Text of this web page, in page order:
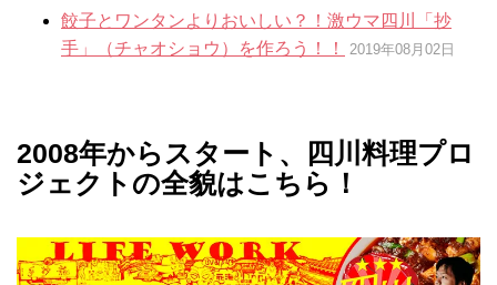
餃子とワンタンよりおいしい？！激ウマ四川「抄
手」（チャオショウ）を作ろう！！
2019年08月02日
2008年からスタート、四川料理プロ
ジェクトの全貌はこちら！